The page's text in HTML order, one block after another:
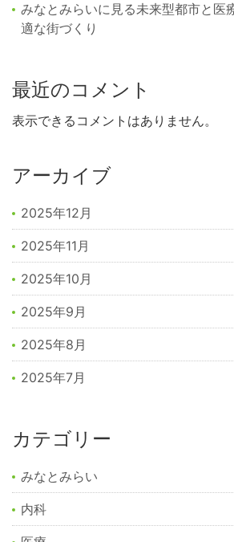
みなとみらいに見る未来型都市と医
適な街づくり
最近のコメント
表示できるコメントはありません。
アーカイブ
2025年12月
2025年11月
2025年10月
2025年9月
2025年8月
2025年7月
カテゴリー
みなとみらい
内科